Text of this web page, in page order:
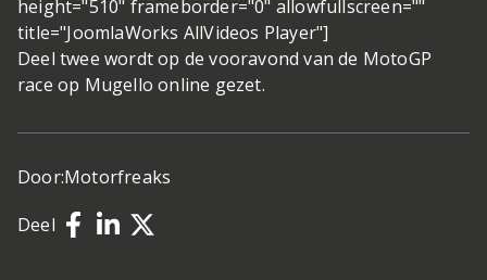
height="510" frameborder="0" allowfullscreen=""
title="JoomlaWorks AllVideos Player"]
Deel twee wordt op de vooravond van de MotoGP
race op Mugello online gezet.
Door:Motorfreaks
Deel